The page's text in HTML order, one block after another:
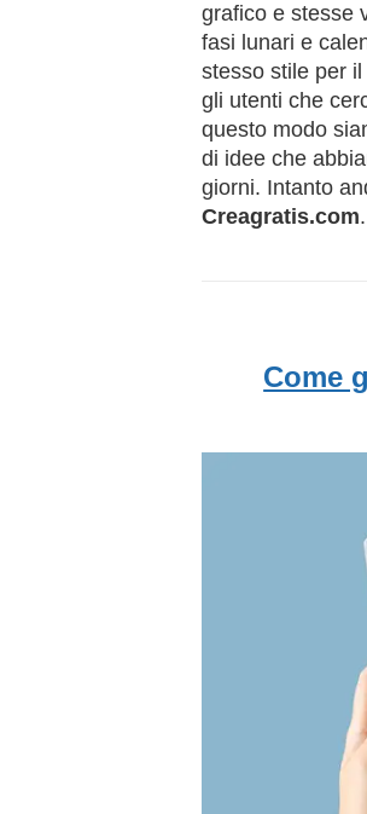
grafico e stesse
fasi lunari e
stesso stile per
gli utenti che
questo modo
di idee che
giorni. Intanto
Creagratis.com.
Come